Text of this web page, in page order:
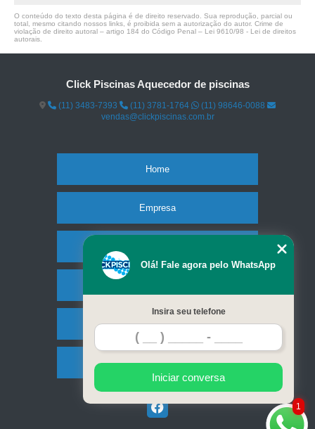
O conteúdo do texto desta página é de direito reservado. Sua reprodução, parcial ou
total, mesmo citando nossos links, é proibida sem a autorização do autor. Crime de
violação de direito autoral – artigo 184 do Código Penal – Lei 9610/98 - Lei de direitos
autorais
Click Piscinas Aquecedor de piscinas
(11) 3483-7393 (11) 3781-1764
(11) 98646-0088
vendas@clickpiscinas.com.br
Home
Empresa
Contato
Mapa do site
1
Olá! Fale agora pelo WhatsApp
Insira seu telefone
Iniciar conversa